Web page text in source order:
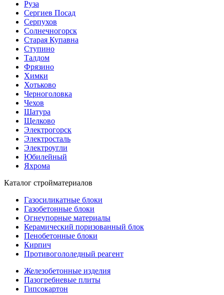
Руза
Сергиев Посад
Серпухов
Солнечногорск
Старая Купавна
Ступино
Талдом
Фрязино
Химки
Хотьково
Черноголовка
Чехов
Шатура
Щелково
Электрогорск
Электросталь
Электроугли
Юбилейный
Яхрома
Каталог стройматериалов
Газосиликатные блоки
Газобетонные блоки
Огнеупорные материалы
Керамический поризованный блок
Пенобетонные блоки
Кирпич
Противогололедный реагент
Железобетонные изделия
Пазогребневые плиты
Гипсокартон